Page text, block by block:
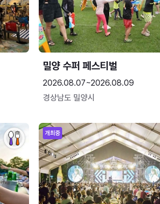
밀양 수퍼 페스티벌
2026.08.07~2026.08.09
경상남도 밀양시
개최중